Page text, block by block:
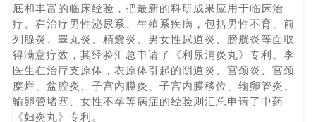
底和丰富的临床经验，把最新的科研成果应用于临床治
疗。在治疗男性泌尿系、生殖系疾病，包括男性不育、前
列腺炎、睾丸炎、精囊炎、男女性尿道炎、膀胱炎等面取
得满意疗效，其经验汇总申请了《利尿消炎丸》专利。李
医生在治疗支原体，衣原体引起的阴道炎、宫颈炎、宫颈
糜烂、盆腔炎、子宫内膜炎、子宫内膜移位、输卵管炎、
输卵管堵塞、女性不孕等病症的经验则汇总申请了中药
《妇炎丸》专利。